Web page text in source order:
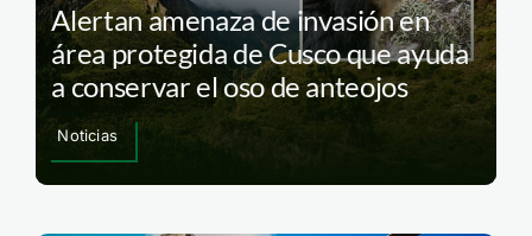
Alertan amenaza de invasión en
área protegida de Cusco que ayuda
a conservar el oso de anteojos
Noticias